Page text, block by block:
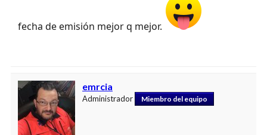
fecha de emisión mejor q mejor.
emrcia
Administrador Miembro del equipo